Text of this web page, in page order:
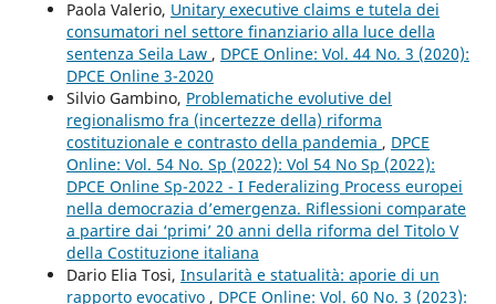
Paola Valerio, Unitary executive claims e tutela dei
consumatori nel settore finanziario alla luce della
sentenza Seila Law , DPCE Online: Vol. 44 No. 3 (2020):
DPCE Online 3-2020
Silvio Gambino, Problematiche evolutive del
regionalismo fra (incertezze della) riforma
costituzionale e contrasto della pandemia , DPCE
Online: Vol. 54 No. Sp (2022): Vol 54 No Sp (2022):
DPCE Online Sp-2022 - I Federalizing Process europei
nella democrazia d’emergenza. Riflessioni comparate
a partire dai ‘primi’ 20 anni della riforma del Titolo V
della Costituzione italiana
Dario Elia Tosi, Insularità e statualità: aporie di un
rapporto evocativo , DPCE Online: Vol. 60 No. 3 (2023):